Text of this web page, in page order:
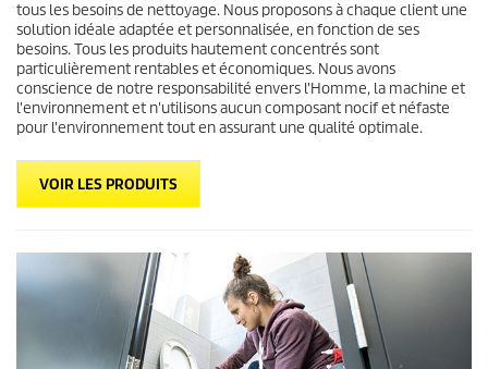
tous les besoins de nettoyage. Nous proposons à chaque client une
solution idéale adaptée et personnalisée, en fonction de ses
besoins. Tous les produits hautement concentrés sont
particulièrement rentables et économiques. Nous avons
conscience de notre responsabilité envers l'Homme, la machine et
l'environnement et n'utilisons aucun composant nocif et néfaste
pour l'environnement tout en assurant une qualité optimale.
VOIR LES PRODUITS